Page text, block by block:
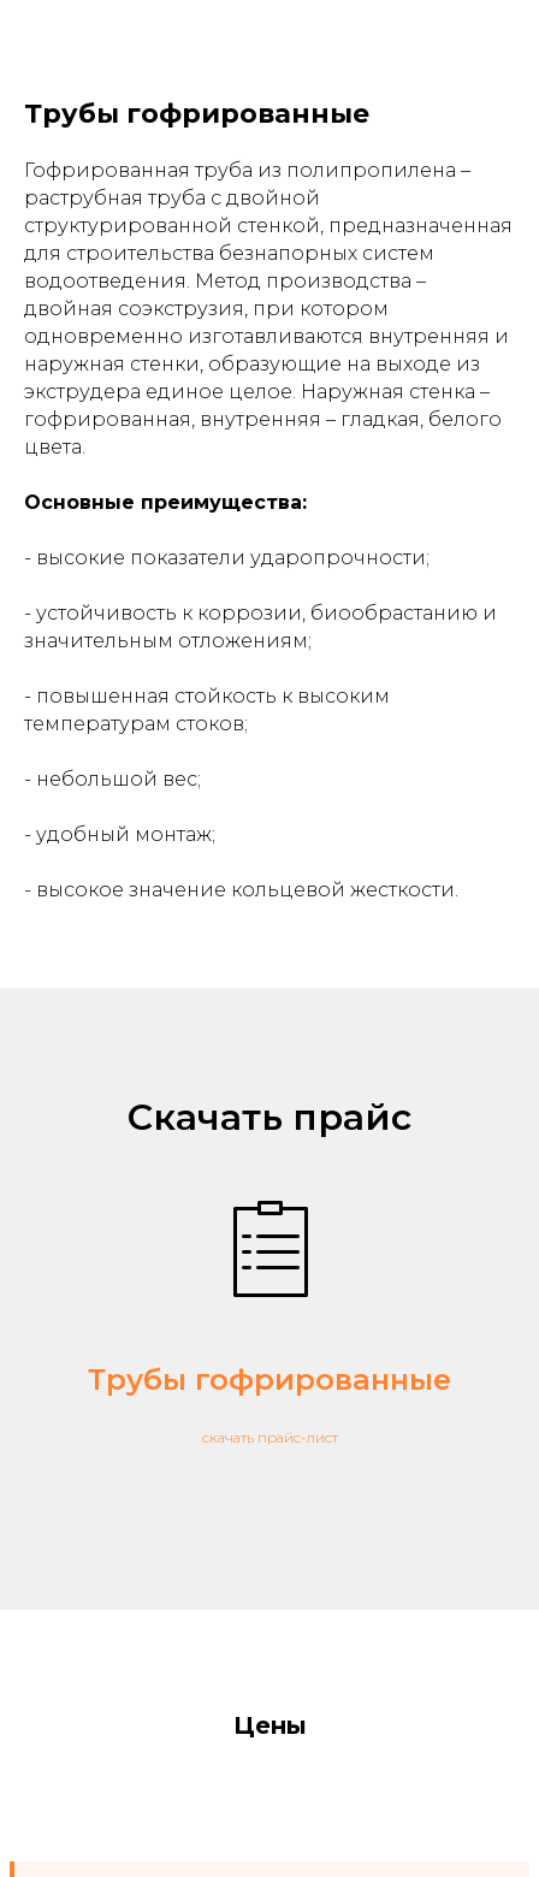
Трубы гофрированные
Гофрированная труба из полипропилена –
раструбная труба с двойной
структурированной стенкой, предназначенная
для строительства безнапорных систем
водоотведения. Метод производства –
двойная соэкструзия, при котором
одновременно изготавливаются внутренняя и
наружная стенки, образующие на выходе из
экструдера единое целое. Наружная стенка –
гофрированная, внутренняя – гладкая, белого
цвета.
Основные преимущества:
- высокие показатели ударопрочности;
- устойчивость к коррозии, биообрастанию и
значительным отложениям;
- повышенная стойкость к высоким
температурам стоков;
- небольшой вес;
- удобный монтаж;
- высокое значение кольцевой жесткости.
Скачать прайс
Трубы гофрированные
скачать прайс-лист
Цены